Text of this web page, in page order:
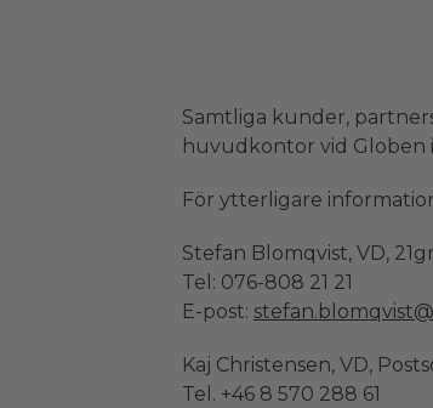
Samtliga kunder,
huvudkontor vid Globen
För ytterligare
Stefan Blomqvist, VD,
Tel: 076-808 21 21
E-post:
Kaj Christensen, VD,
Tel. +46 8 570 288 61